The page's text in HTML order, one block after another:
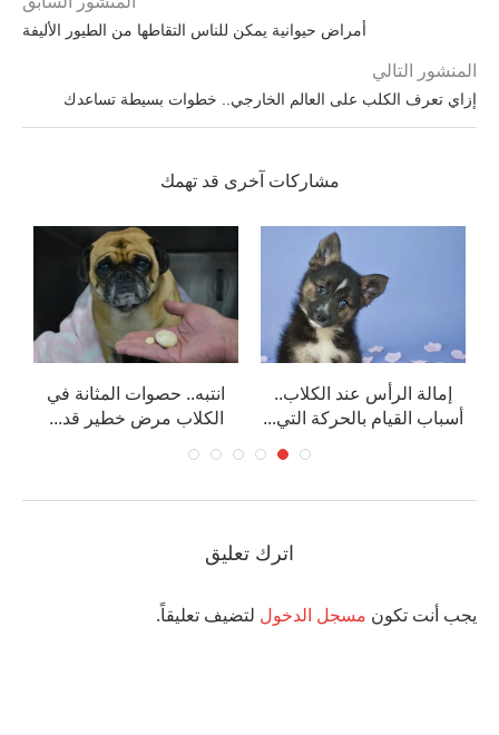
أمراض حيوانية يمكن للناس التقاطها من الطيور الأليفة
المنشور التالي
إزاي تعرف الكلب على العالم الخارجي.. خطوات بسيطة تساعدك
مشاركات آخرى قد تهمك
إمالة الرأس عند الكلاب..
أسباب القيام بالحركة التي...
انتبه.. حصوات المثانة في
الكلاب مرض خطير قد...
اترك تعليق
يجب أنت تكون مسجل الدخول لتضيف تعليقاً.